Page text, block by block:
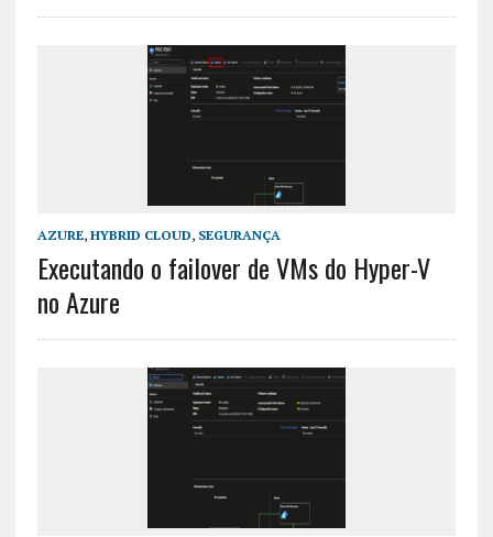
AZURE, HYBRID CLOUD, SEGURANÇA
Executando o failover de VMs do Hyper-V
no Azure